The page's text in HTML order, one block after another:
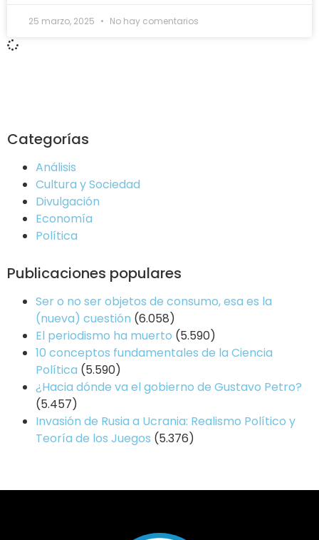
25 marzo, 2025 No hay comentarios
Categorías
Análisis
Cultura y Sociedad
Divulgación
Economía
Política
Publicaciones populares
Ser o no ser objetos de consumo, esa es la
(nueva) cuestión (6.058)
El periodismo ha muerto (5.590)
10 conceptos fundamentales de la Ciencia
Política (5.590)
¿Hacia dónde va el gobierno de Gustavo Petro?
(5.457)
Invasión de Rusia a Ucrania: Realismo Político y
Teoría de los Juegos (5.376)